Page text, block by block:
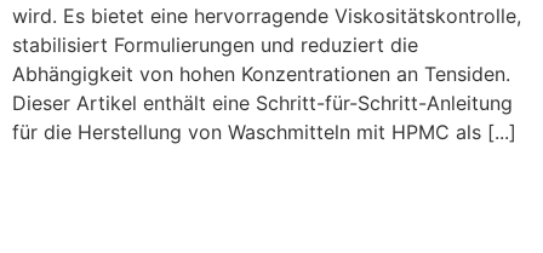
wird. Es bietet eine hervorragende Viskositätskontrolle,
stabilisiert Formulierungen und reduziert die
Abhängigkeit von hohen Konzentrationen an Tensiden.
Dieser Artikel enthält eine Schritt-für-Schritt-Anleitung
für die Herstellung von Waschmitteln mit HPMC als [...]